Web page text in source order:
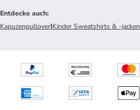
Entdecke auch:
Kapuzenpullover|Kinder Sweatshirts & -jacken